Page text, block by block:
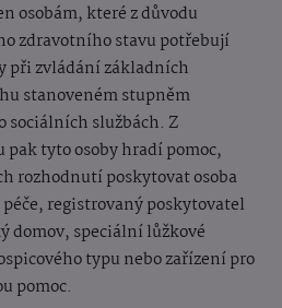
osobám, které z důvodu
zdravotního stavu potřebují
při zvládání základních
stanoveném stupněm
sociálních službách. Z
tyto osoby hradí pomoc,
rozhodnutí poskytovat osoba
registrovaný poskytovatel
domov, speciální lůžkové
typu nebo zařízení pro
pomoc.